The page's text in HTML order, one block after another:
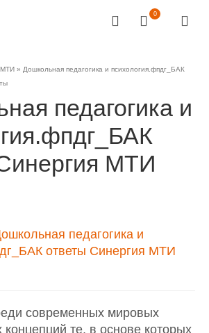
0
МТИ » Дошкольная педагогика и психология.фпдг_БАК
педагогика и
МТИ
педагогика и
ответы Синергия МТИ
современных мировых
концепций те, в основе которых